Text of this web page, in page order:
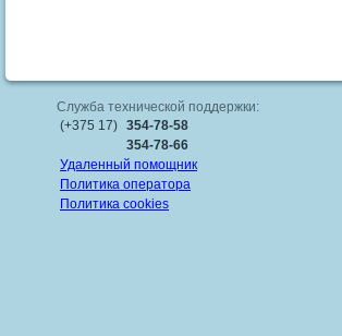
Служба технической поддержки:
(+375 17) 354-78-58
354-78-66
Удаленный помощник
Политика оператора
Политика cookies